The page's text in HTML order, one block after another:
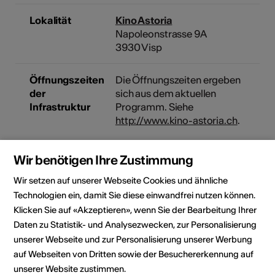
Lokalität
Kino Astoria
Napoleonstrasse 9A
3930 Visp
Öffnungszeiten
der
Infrastruktur
Die Öffnungszeiten ergeben
sich aus dem aktuellen
Programm. Siehe
http://www.kino-astoria.ch.
Stunde vor Filmbeginn an der
Kinokasse erworben werden.
Bauliche
Zugänglichkeit
Rollstuhlgängig
Parkplatz
eingeschränkt
rollstuhlgängig
Wir benötigen Ihre Zustimmung
Wir setzen auf unserer Webseite Cookies und ähnliche
Technologien ein, damit Sie diese einwandfrei nutzen können.
Klicken Sie auf «Akzeptieren», wenn Sie der Bearbeitung Ihrer
Daten zu Statistik- und Analysezwecken, zur Personalisierung
unserer Webseite und zur Personalisierung unserer Werbung
auf Webseiten von Dritten sowie der Besuchererkennung auf
unserer Website zustimmen.